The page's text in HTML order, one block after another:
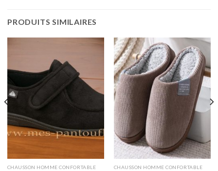
PRODUITS SIMILAIRES
CHAUSSON HOMME CONFORTABLE CHAUSSON HOMME CONFORTABLE